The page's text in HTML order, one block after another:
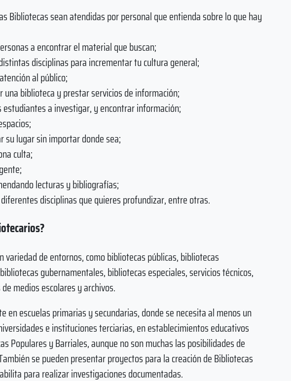
Bibliotecas sean atendidas por personal que entienda sobre lo que hay
a encontrar el material que buscan;
disciplinas para incrementar tu cultura general;
al público;
biblioteca y prestar servicios de información;
a investigar, y encontrar información;
su lugar sin importar donde sea;
culta;
lecturas y bibliografías;
disciplinas que quieres profundizar, entre otras.
de entornos, como bibliotecas públicas, bibliotecas
gubernamentales, bibliotecas especiales, servicios técnicos,
medios escolares y archivos.
en escuelas primarias y secundarias, donde se necesita al menos un
e instituciones terciarias, en establecimientos educativos
Populares y Barriales, aunque no son muchas las posibilidades de
se pueden presentar proyectos para la creación de Bibliotecas
para realizar investigaciones documentadas.